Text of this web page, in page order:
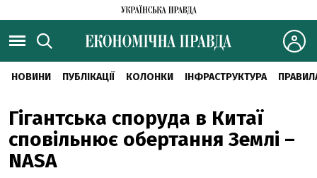
НОВИНИ ПУБЛІКАЦІЇ КОЛОНКИ ІНФРАСТРУКТУРА
Гігантська споруда в Китаї
сповільнює обертання Землі –
NASA